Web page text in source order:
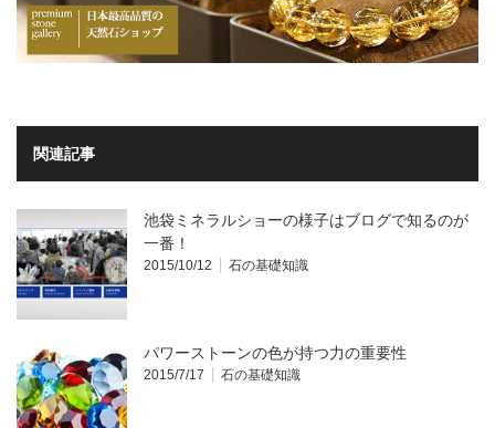
関連記事
池袋ミネラルショーの様子はブログで知るのが
一番！
2015/10/12 石の基礎知識
パワーストーンの色が持つ力の重要性
2015/7/17 石の基礎知識